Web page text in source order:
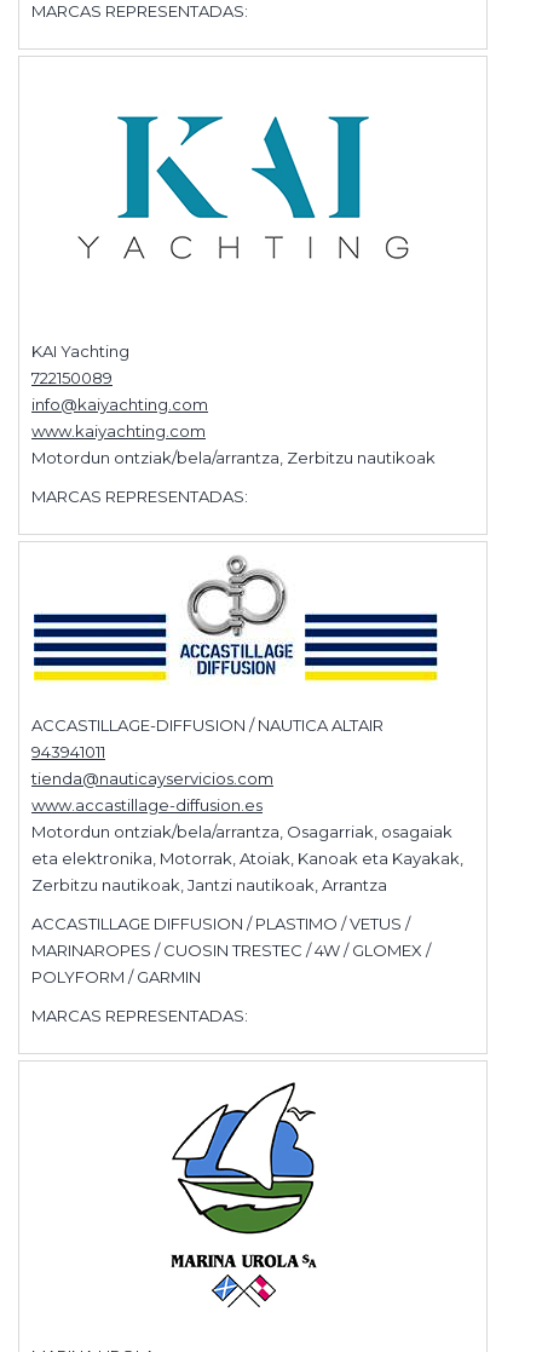
MARCAS REPRESENTADAS:
KAI Yachting
722150089
info@kaiyachting.com
www.kaiyachting.com
Motordun ontziak/bela/arrantza, Zerbitzu nautikoak
MARCAS REPRESENTADAS:
ACCASTILLAGE-DIFFUSION / NAUTICA ALTAIR
943941011
tienda@nauticayservicios.com
www.accastillage-diffusion.es
Motordun ontziak/bela/arrantza, Osagarriak, osagaiak
eta elektronika, Motorrak, Atoiak, Kanoak eta Kayakak,
Zerbitzu nautikoak, Jantzi nautikoak, Arrantza
ACCASTILLAGE DIFFUSION / PLASTIMO / VETUS /
MARINAROPES / CUOSIN TRESTEC / 4W / GLOMEX /
POLYFORM / GARMIN
MARCAS REPRESENTADAS: